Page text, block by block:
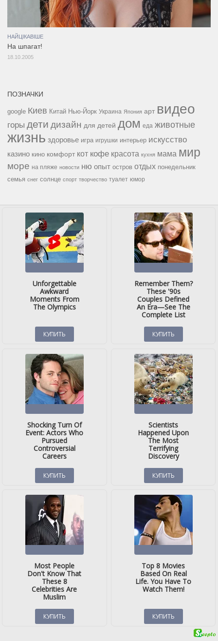
НАЙЦІКАВІШЕ
На шпагат!
18.10.2005
ПОЗНАЧКИ
google Киев Китай Нью-Йорк Украина Япония арт видео
горы дети дизайн для детей дом еда животные
жизнь здоровье игра игрушки интерьер искусство
казино кино комфорт кот кофе красота кухня мама мир
море на пляже новости ню опыт остров отдых понедельник
семья снег солнце спорт творчество туалет юмор